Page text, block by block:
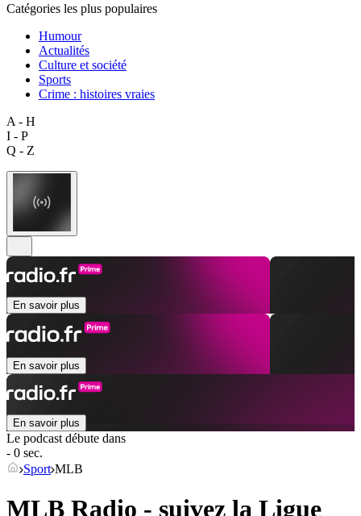
Catégories les plus populaires
Humour
Actualités
Culture et société
Sports
Crime : histoires vraies
A - H
I - P
Q - Z
En savoir plus
En savoir plus
En savoir plus
Le podcast débute dans
- 0 sec.
Sport MLB
MLB Radio - suivez la Ligue